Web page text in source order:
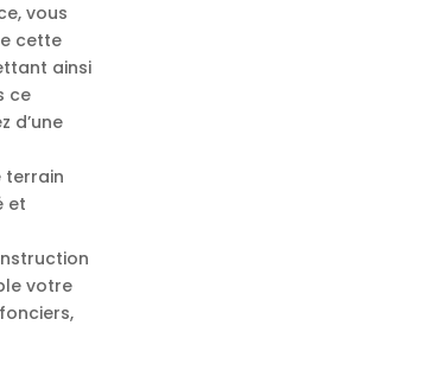
vous
cette
ainsi
ce
d’une
terrain
et
votre